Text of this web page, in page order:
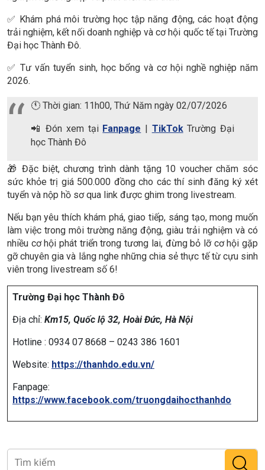
✅ Khám phá môi trường học tập năng động, các hoạt động
trải nghiệm, kết nối doanh nghiệp và cơ hội quốc tế tại Trường
Đại học Thành Đô.
✅ Tư vấn tuyển sinh, học bổng và cơ hội nghề nghiệp năm
2026.
🕚 Thời gian: 11h00, Thứ Năm ngày 02/07/2026
📲Đón xem tại Fanpage TikTokTrường Đại
học Thành Đô
🎁 Đặc biệt, chương trình dành tặng 10 voucher chăm sóc
sức khỏe trị giá 500.000 đồng cho các thí sinh đăng ký xét
tuyển và nộp hồ sơ qua link được ghim trong livestream.
Nếu bạn yêu thích khám phá, giao tiếp, sáng tạo, mong muốn
làm việc trong môi trường năng động, giàu trải nghiệm và có
nhiều cơ hội phát triển trong tương lai, đừng bỏ lỡ cơ hội gặp
gỡ chuyên gia và lắng nghe những chia sẻ thực tế từ cựu sinh
viên trong livestream số 6!
Trường Đại học Thành Đô
Địa chỉ: Km15, Quốc lộ 32, Hoài Đức, Hà Nội
Hotline : 0934 07 8668 – 0243 386 1601
Website: https://thanhdo.edu.vn/
Fanpage:
https://www.facebook.com/truongdaihocthanhdo